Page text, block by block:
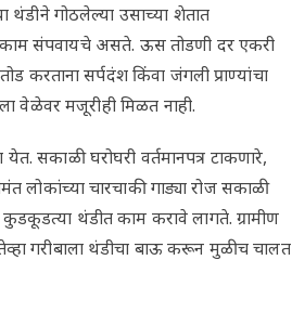
थंडीने गोठलेल्या उसाच्या शेतात
संपवायचे असते. ऊस तोडणी दर एकरी
सर्पदंश किंवा जंगली प्राण्यांचा
वेळेवर मजूरीही मिळत नाही.
सकाळी घरोघरी वर्तमानपत्र टाकणारे,
लोकांच्या चारचाकी गाड्या रोज सकाळी
थंडीत काम करावे लागते. ग्रामीण
तेव्हा गरीबाला थंडीचा बाऊ करून मुळीच चालत